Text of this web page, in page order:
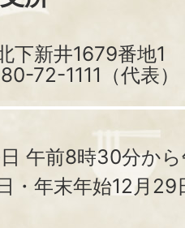
下新井1679番地1
72-1111（代表）
午前8時30分か
・年末年始12月